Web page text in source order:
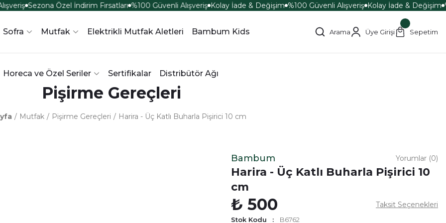
Sezona Özel İndirim Fırsatları %100 Güvenli Alışveriş Kolay İade & Değişim %100 Güvenli Alışveriş Kolay İade & Değişim
Sofra Mutfak Elektrikli Mutfak Aletleri Bambum Kids
Horeca ve Özel Seriler Sertifikalar Distribütör Ağı
Arama Üye Girişi Sepetim
Pişirme Gereçleri
Mutfak Pişirme Gereçleri Harira - Üç Katlı Buharla Pişirici 10 cm
Bambum Yorumlar (0)
Harira - Üç Katlı Buharla Pişirici 10
cm
₺ 500 Taksit Seçenekleri
Stok Kodu B6762